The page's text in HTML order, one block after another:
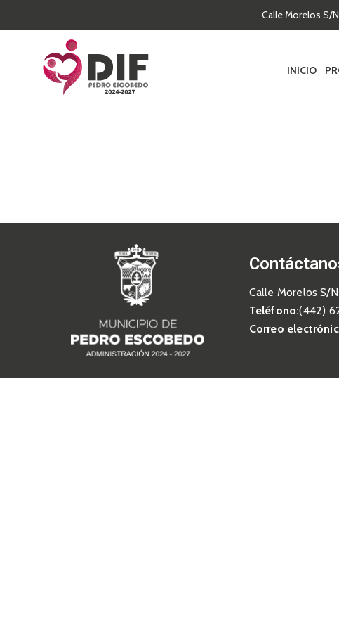
Calle Morelos S/
INICIO
Calle Morelos S/
Teléfono:(442)
Correo